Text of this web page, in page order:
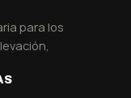
para los